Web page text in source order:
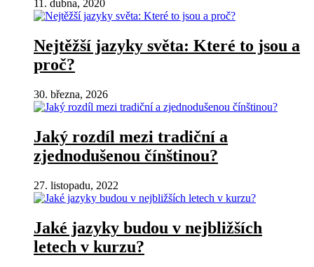
11. dubna, 2020
Nejtěžší jazyky světa: Které to jsou a
proč?
30. března, 2026
Jaký rozdíl mezi tradiční a
zjednodušenou čínštinou?
27. listopadu, 2022
Jaké jazyky budou v nejbližších
letech v kurzu?